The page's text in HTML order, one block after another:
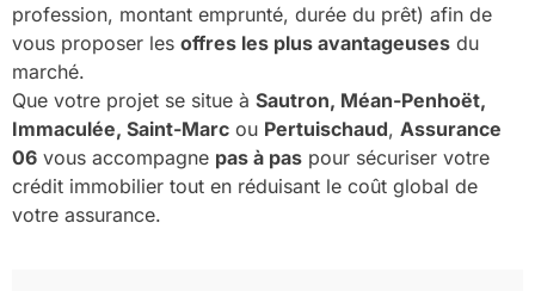
profession, montant emprunté, durée du prêt) afin de
vous proposer les offres les plus avantageuses du
marché.
Que votre projet se situe à Sautron, Méan-Penhoët,
Immaculée, Saint-Marc ou Pertuischaud, Assurance
06 vous accompagne pas à pas pour sécuriser votre
crédit immobilier tout en réduisant le coût global de
votre assurance.